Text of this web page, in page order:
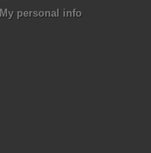
My personal info